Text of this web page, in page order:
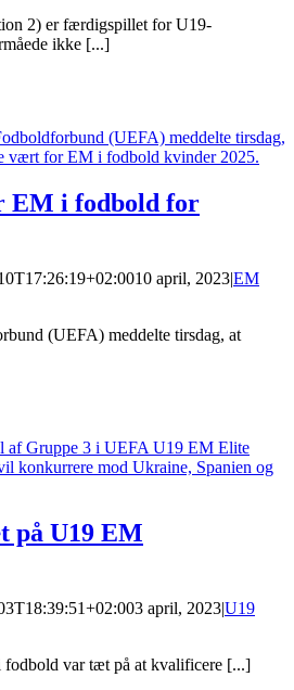
2) er færdigspillet for U19-
ikke [...]
EM i fodbold for
10 april, 2023|EM
(UEFA) meddelte tirsdag, at
på U19 EM
3 april, 2023|U19
fodbold var tæt på at kvalificere [...]